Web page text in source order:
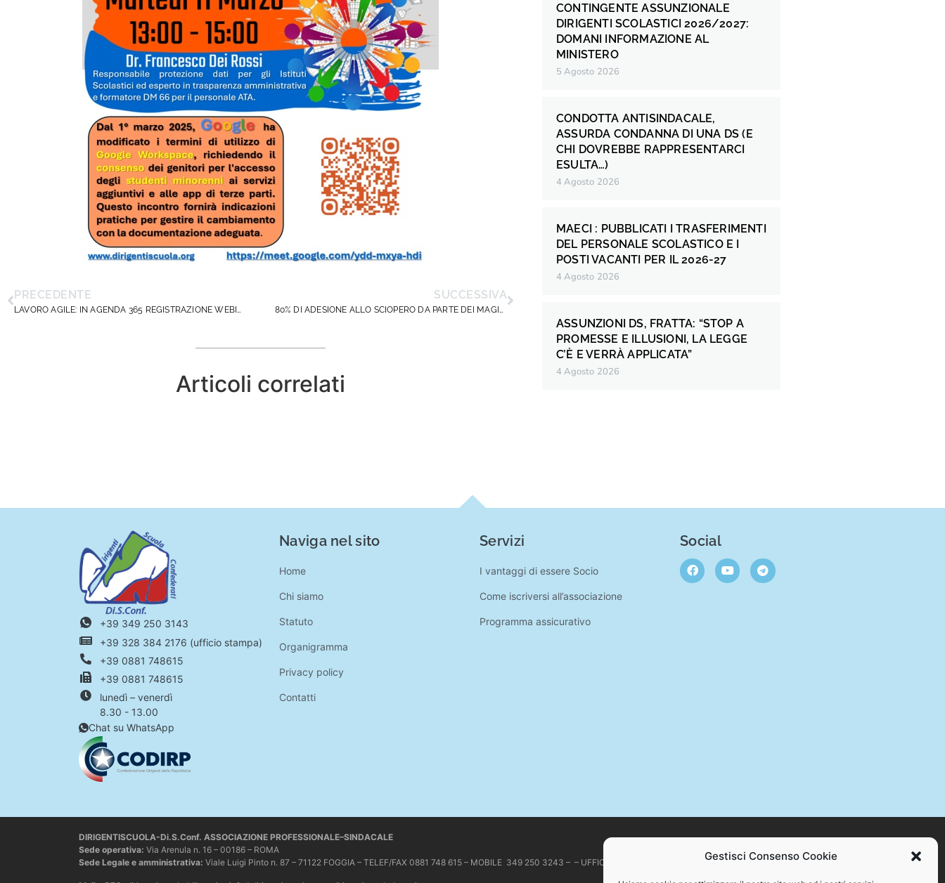
Gestisci Consenso Cookie
PRECEDENTE
LAVORO AGILE: IN AGENDA 365 REGISTRAZIONE WEBINAR E MATERIALI UTILI PER RICHIESTA AGLI UU.SS.RR.
SUCCESSIVA
80% DI ADESIONE ALLO SCIOPERO DA PARTE DEI MAGISTRATI: UN AVVENIMENTO FORMATIVO E ILLUMINANTE PER LA CATEGORIA DEI DIRIGENTI SCOLASTICI
Articoli correlati
CONTINGENTE ASSUNZIONALE
DIRIGENTI SCOLASTICI 2026/2027:
DOMANI INFORMAZIONE AL
MINISTERO
5 Agosto 2026
CONDOTTA ANTISINDACALE,
ASSURDA CONDANNA DI UNA DS (E
CHI DOVREBBE RAPPRESENTARCI
ESULTA…)
4 Agosto 2026
MAECI : PUBBLICATI I TRASFERIMENTI
DEL PERSONALE SCOLASTICO E I
POSTI VACANTI PER IL 2026-27
4 Agosto 2026
ASSUNZIONI DS, FRATTA: “STOP A
PROMESSE E ILLUSIONI, LA LEGGE
C’È E VERRÀ APPLICATA”
4 Agosto 2026
+39 349 250 3143
+39 328 384 2176 (ufficio stampa)
+39 0881 748615
+39 0881 748615
lunedì – venerdì
8.30 - 13.00
Chat su WhatsApp
Naviga nel sito
Home
Chi siamo
Statuto
Organigramma
Privacy policy
Contatti
Servizi
I vantaggi di essere Socio
Come iscriversi all’associazione
Programma assicurativo
Social
DIRIGENTISCUOLA-Di.S.Conf. ASSOCIAZIONE PROFESSIONALE–SINDACALE
Sede operativa: Via Arenula n. 16 – 00186 – ROMA
Sede Legale e amministrativa: Viale Luigi Pinto n. 87 – 71122 FOGGIA – TELEF/FAX 0881 748 615 – MOBILE 349 250 3243 – – UFFICIO STAMPA +39 328 384 2176 – C.F. 94086870717